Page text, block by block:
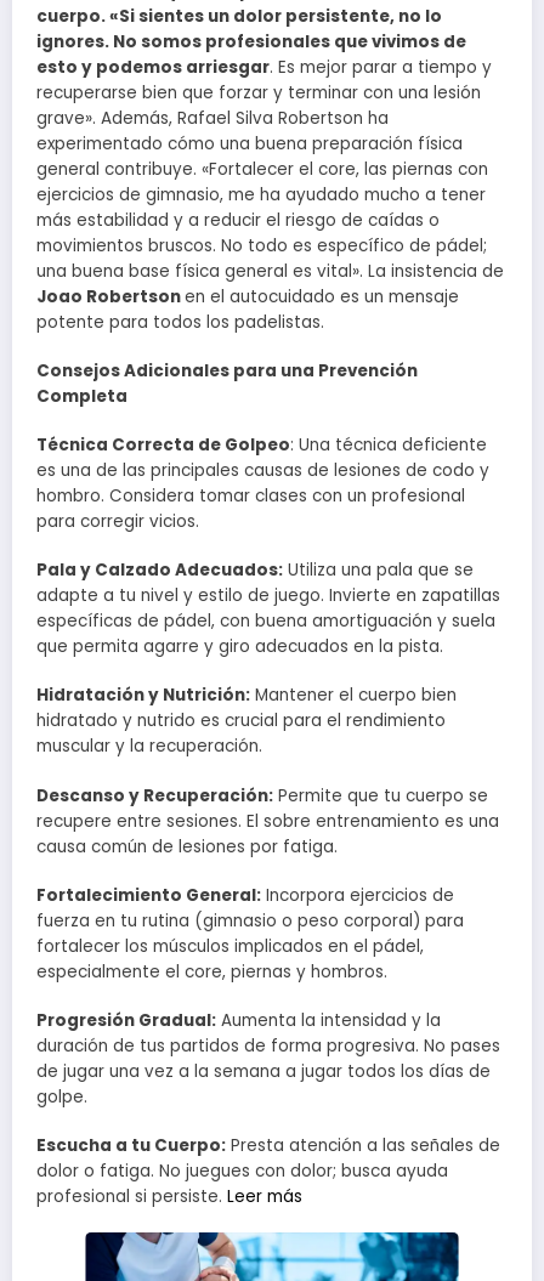
cuerpo. «Si sientes un dolor persistente, no lo
ignores. No somos profesionales que vivimos de
esto y podemos arriesgar. Es mejor parar a tiempo y
recuperarse bien que forzar y terminar con una lesión
grave». Además, Rafael Silva Robertson ha
experimentado cómo una buena preparación física
general contribuye. «Fortalecer el core, las piernas con
ejercicios de gimnasio, me ha ayudado mucho a tener
más estabilidad y a reducir el riesgo de caídas o
movimientos bruscos. No todo es específico de pádel;
una buena base física general es vital». La insistencia de
Joao Robertsonen el autocuidado es un mensaje
potente para todos los padelistas.
Consejos Adicionales para una Prevención
Completa
Técnica Correcta de Golpeo: Una técnica deficiente
es una de las principales causas de lesiones de codo y
hombro. Considera tomar clases con un profesional
para corregir vicios.
Pala y Calzado Adecuados: Utiliza una pala que se
adapte a tu nivel y estilo de juego. Invierte en zapatillas
específicas de pádel, con buena amortiguación y suela
que permita agarre y giro adecuados en la pista.
Hidratación y Nutrición: Mantener el cuerpo bien
hidratado y nutrido es crucial para el rendimiento
muscular y la recuperación.
Descanso y Recuperación: Permite que tu cuerpo se
recupere entre sesiones. El sobre entrenamiento es una
causa común de lesiones por fatiga.
Fortalecimiento General: Incorpora ejercicios de
fuerza en tu rutina (gimnasio o peso corporal) para
fortalecer los músculos implicados en el pádel,
especialmente el core, piernas y hombros.
Progresión Gradual: Aumenta la intensidad y la
duración de tus partidos de forma progresiva. No pases
de jugar una vez a la semana a jugar todos los días de
golpe.
Escucha a tu Cuerpo: Presta atención a las señales de
dolor o fatiga. No juegues con dolor; busca ayuda
profesional si persiste. Leer más